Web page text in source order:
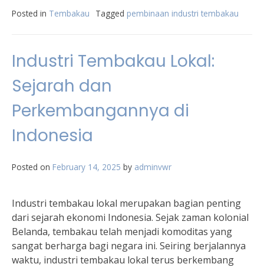
Posted in Tembakau Tagged pembinaan industri tembakau
Industri Tembakau Lokal:
Sejarah dan
Perkembangannya di
Indonesia
Posted on February 14, 2025 by adminvwr
Industri tembakau lokal merupakan bagian penting
dari sejarah ekonomi Indonesia. Sejak zaman kolonial
Belanda, tembakau telah menjadi komoditas yang
sangat berharga bagi negara ini. Seiring berjalannya
waktu, industri tembakau lokal terus berkembang